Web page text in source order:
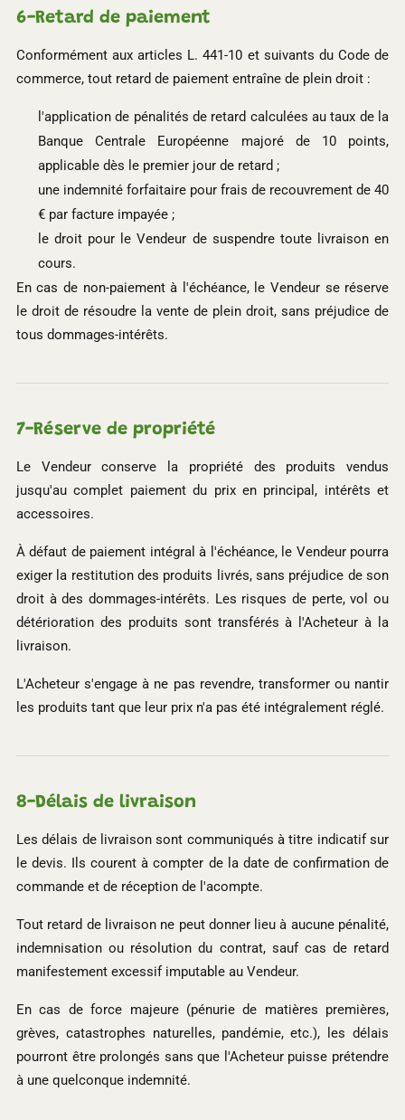
6-Retard de paiement
Conformément aux articles L. 441-10 et suivants du Code de
commerce, tout retard de paiement entraîne de plein droit :
l'application de pénalités de retard calculées au taux de la
Banque Centrale Européenne majoré de 10 points,
applicable dès le premier jour de retard ;
une indemnité forfaitaire pour frais de recouvrement de 40
€ par facture impayée ;
le droit pour le Vendeur de suspendre toute livraison en
cours.
En cas de non-paiement à l'échéance, le Vendeur se réserve
le droit de résoudre la vente de plein droit, sans préjudice de
tous dommages-intérêts.
7-Réserve de propriété
Le Vendeur conserve la propriété des produits vendus
jusqu'au complet paiement du prix en principal, intérêts et
accessoires.
À défaut de paiement intégral à l'échéance, le Vendeur pourra
exiger la restitution des produits livrés, sans préjudice de son
droit à des dommages-intérêts. Les risques de perte, vol ou
détérioration des produits sont transférés à l'Acheteur à la
livraison.
L'Acheteur s'engage à ne pas revendre, transformer ou nantir
les produits tant que leur prix n'a pas été intégralement réglé.
8-Délais de livraison
Les délais de livraison sont communiqués à titre indicatif sur
le devis. Ils courent à compter de la date de confirmation de
commande et de réception de l'acompte.
Tout retard de livraison ne peut donner lieu à aucune pénalité,
indemnisation ou résolution du contrat, sauf cas de retard
manifestement excessif imputable au Vendeur.
En cas de force majeure (pénurie de matières premières,
grèves, catastrophes naturelles, pandémie, etc.), les délais
pourront être prolongés sans que l'Acheteur puisse prétendre
à une quelconque indemnité.